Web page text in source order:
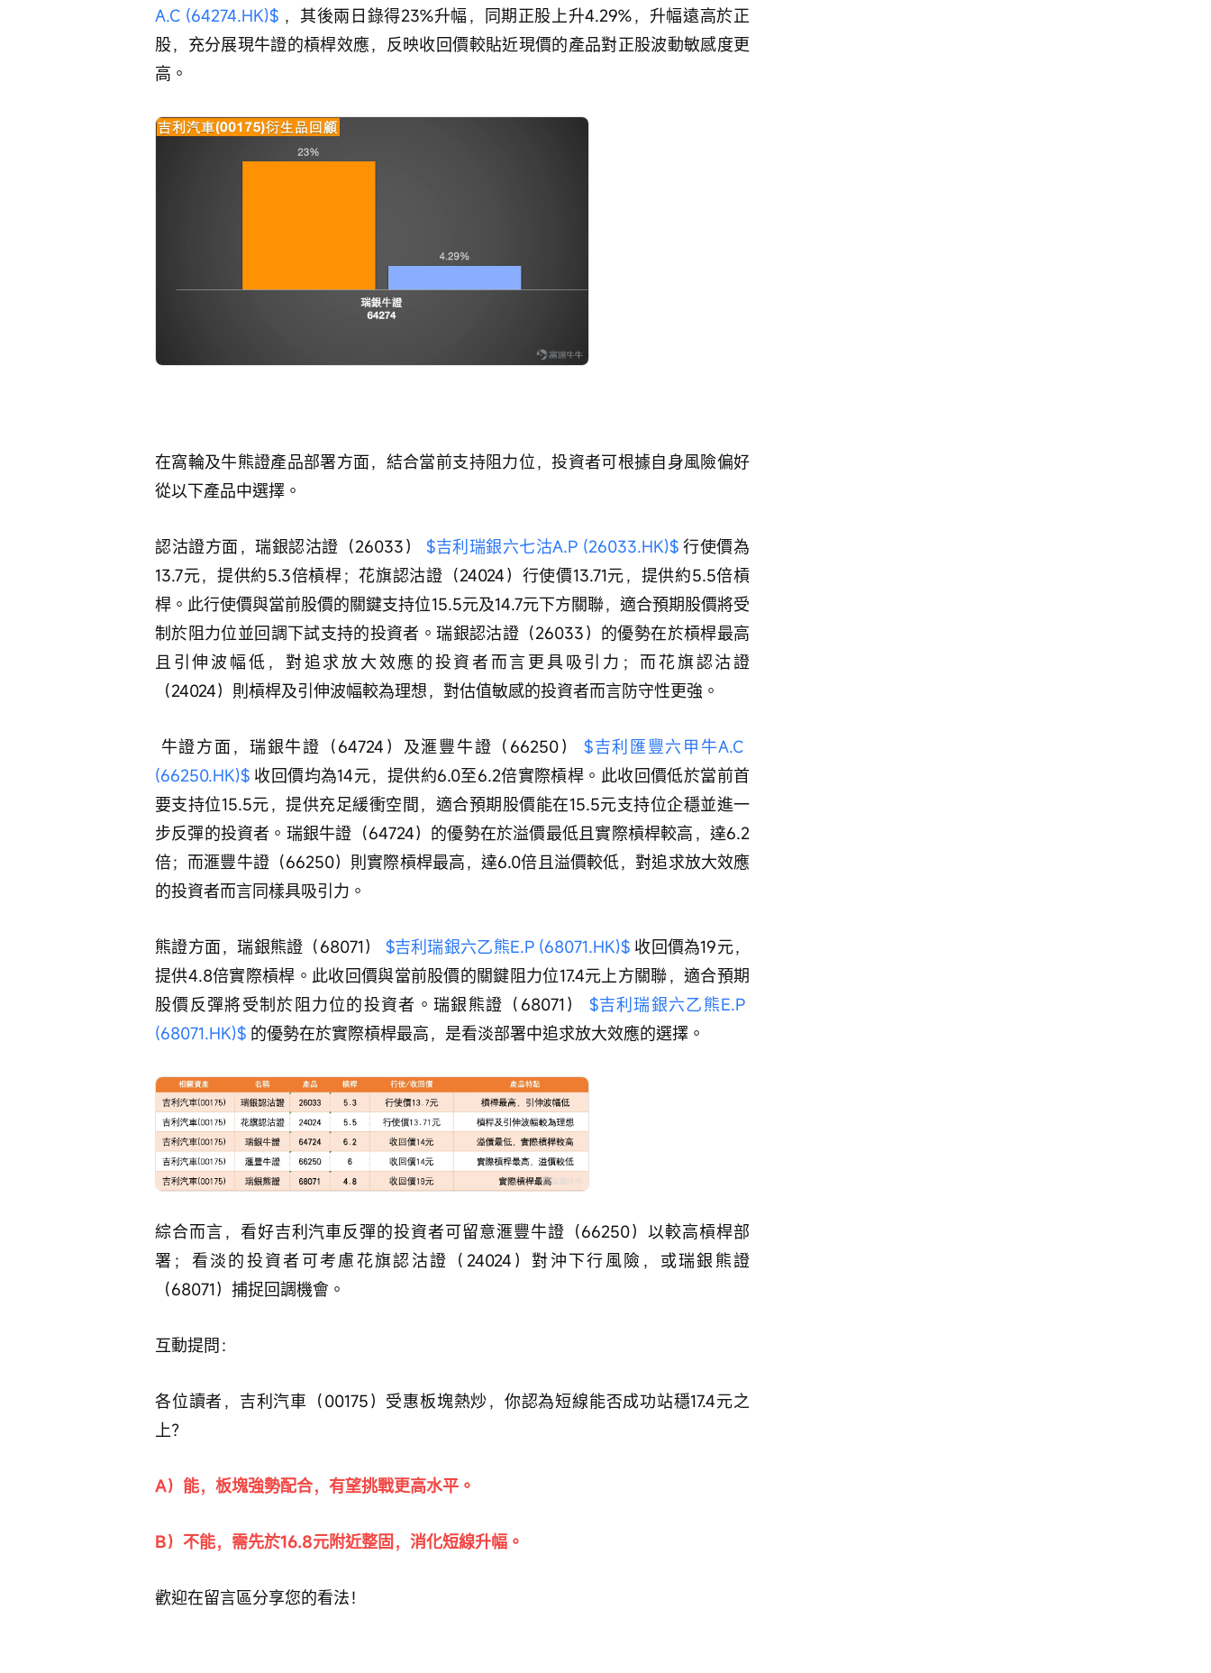
A.C (64274.HK)$ ，其後兩日錄得23%升幅，同期正股上升4.29%，升幅遠高於正
股，充分展現牛證的槓桿效應，反映收回價較貼近現價的產品對正股波動敏感度更
高。
在窩輪及牛熊證產品部署方面，結合當前支持阻力位，投資者可根據自身風險偏好
從以下產品中選擇。
認沽證方面，瑞銀認沽證（26033） $吉利瑞銀六七沽A.P (26033.HK)$ 行使價為
13.7元，提供約5.3倍槓桿；花旗認沽證（24024）行使價13.71元，提供約5.5倍槓
桿。此行使價與當前股價的關鍵支持位15.5元及14.7元下方關聯，適合預期股價將受
制於阻力位並回調下試支持的投資者。瑞銀認沽證（26033）的優勢在於槓桿最高
且引伸波幅低，對追求放大效應的投資者而言更具吸引力；而花旗認沽證
（24024）則槓桿及引伸波幅較為理想，對估值敏感的投資者而言防守性更強。
牛證方面，瑞銀牛證（64724）及滙豐牛證（66250） $吉利匯豐六甲牛A.C
(66250.HK)$ 收回價均為14元，提供約6.0至6.2倍實際槓桿。此收回價低於當前首
要支持位15.5元，提供充足緩衝空間，適合預期股價能在15.5元支持位企穩並進一
步反彈的投資者。瑞銀牛證（64724）的優勢在於溢價最低且實際槓桿較高，達6.2
倍；而滙豐牛證（66250）則實際槓桿最高，達6.0倍且溢價較低，對追求放大效應
的投資者而言同樣具吸引力。
熊證方面，瑞銀熊證（68071） $吉利瑞銀六乙熊E.P (68071.HK)$ 收回價為19元，
提供4.8倍實際槓桿。此收回價與當前股價的關鍵阻力位17.4元上方關聯，適合預期
股價反彈將受制於阻力位的投資者。瑞銀熊證（68071） $吉利瑞銀六乙熊E.P
(68071.HK)$ 的優勢在於實際槓桿最高，是看淡部署中追求放大效應的選擇。
綜合而言，看好吉利汽車反彈的投資者可留意滙豐牛證（66250）以較高槓桿部
署；看淡的投資者可考慮花旗認沽證（24024）對沖下行風險，或瑞銀熊證
（68071）捕捉回調機會。
互動提問：
各位讀者，吉利汽車（00175）受惠板塊熱炒，你認為短線能否成功站穩17.4元之
上？
A）能，板塊強勢配合，有望挑戰更高水平。
B）不能，需先於16.8元附近整固，消化短線升幅。
歡迎在留言區分享您的看法！